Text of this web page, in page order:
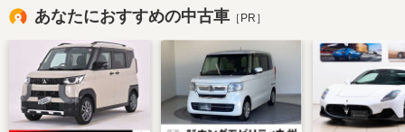
あなたにおすすめの中古車 ［PR］